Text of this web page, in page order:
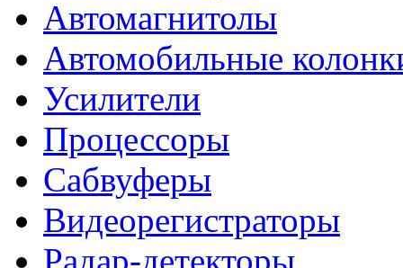
Автомагнитолы
Автомобильные
Усилители
Процессоры
Сабвуферы
Видеорегистраторы
Радар-детекторы